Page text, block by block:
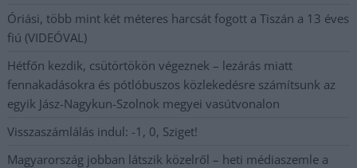
Óriási, több mint két méteres harcsát fogott a Tiszán a 13 éves
fiú (VIDEÓVAL)
Hétfőn kezdik, csütörtökön végeznek – lezárás miatt
fennakadásokra és pótlóbuszos közlekedésre számítsunk az
egyik Jász-Nagykun-Szolnok megyei vasútvonalon
Visszaszámlálás indul: -1, 0, Sziget!
Magyarország jobban látszik közelről – heti médiaszemle a